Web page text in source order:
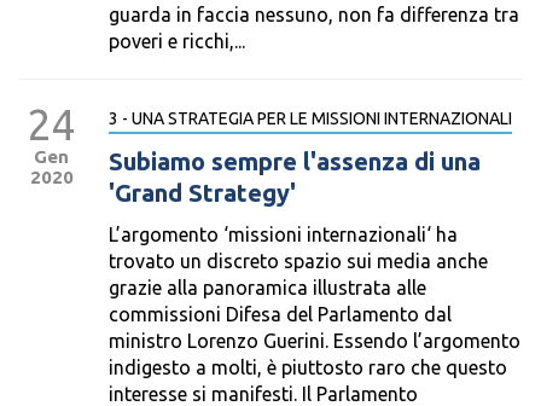
guarda in faccia nessuno, non fa differenza tra
poveri e ricchi,...
24
Gen
2020
3 - UNA STRATEGIA PER LE MISSIONI INTERNAZIONALI
Subiamo sempre l'assenza di una
'Grand Strategy'
L’argomento ‘missioni internazionali‘ ha
trovato un discreto spazio sui media anche
grazie alla panoramica illustrata alle
commissioni Difesa del Parlamento dal
ministro Lorenzo Guerini. Essendo l’argomento
indigesto a molti, è piuttosto raro che questo
interesse si manifesti. Il Parlamento